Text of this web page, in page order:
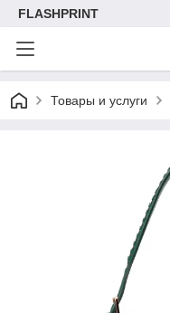
FLASHPRINT
Товары и услуги